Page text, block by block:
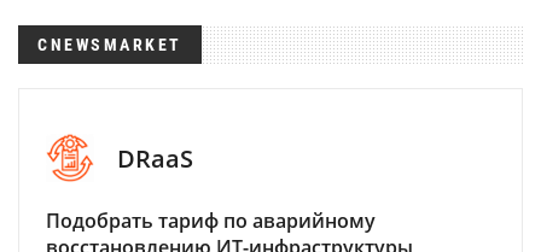
CNEWSMARKET
DRaaS
Подобрать тариф по аварийному